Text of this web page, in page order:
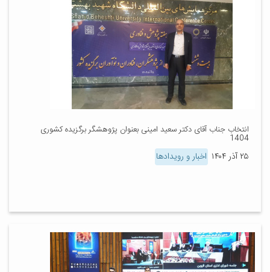
انتخاب جناب آقای دکتر سعید امینی بعنوان پژوهشگر برگزیده کشوری
1404
۲۵ آذر ۱۴۰۴ اخبار و رویدادها